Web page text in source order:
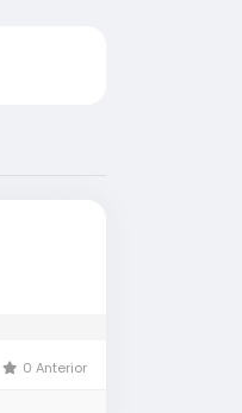
0 Anterior